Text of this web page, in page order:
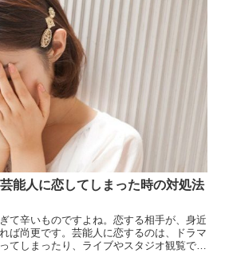
能人に恋してしまった時の対処法
て辛いものですよね。恋する相手が、身近
ば尚更です。芸能人に恋するのは、ドラマ
てしまったり、ライブやスタジオ観覧で生